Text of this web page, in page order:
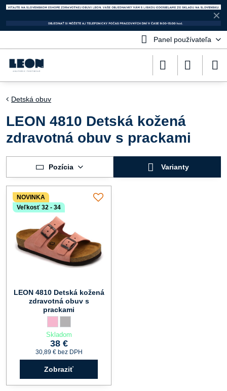
✕
Panel používateľa
Detská obuv
LEON 4810 Detská kožená
zdravotná obuv s prackami
Pozícia Varianty
NOVINKA
Veľkosť 32 - 34
LEON 4810 Detská kožená
zdravotná obuv s
prackami
Skladom
38 €
30,89 € bez DPH
Zobraziť